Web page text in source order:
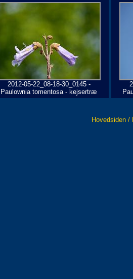
2012-05-22_08-18-30_0145 -
Paulownia tomentosa - kejsertræ
Hovedsiden /